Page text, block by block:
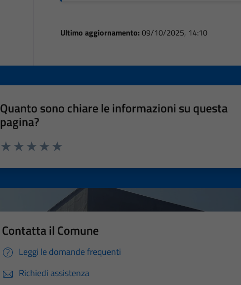
Ultimo aggiornamento: 09/10/2025, 14:10
Quanto sono chiare le informazioni su questa
pagina?
Contatta il Comune
Leggi le domande frequenti
Richiedi assistenza